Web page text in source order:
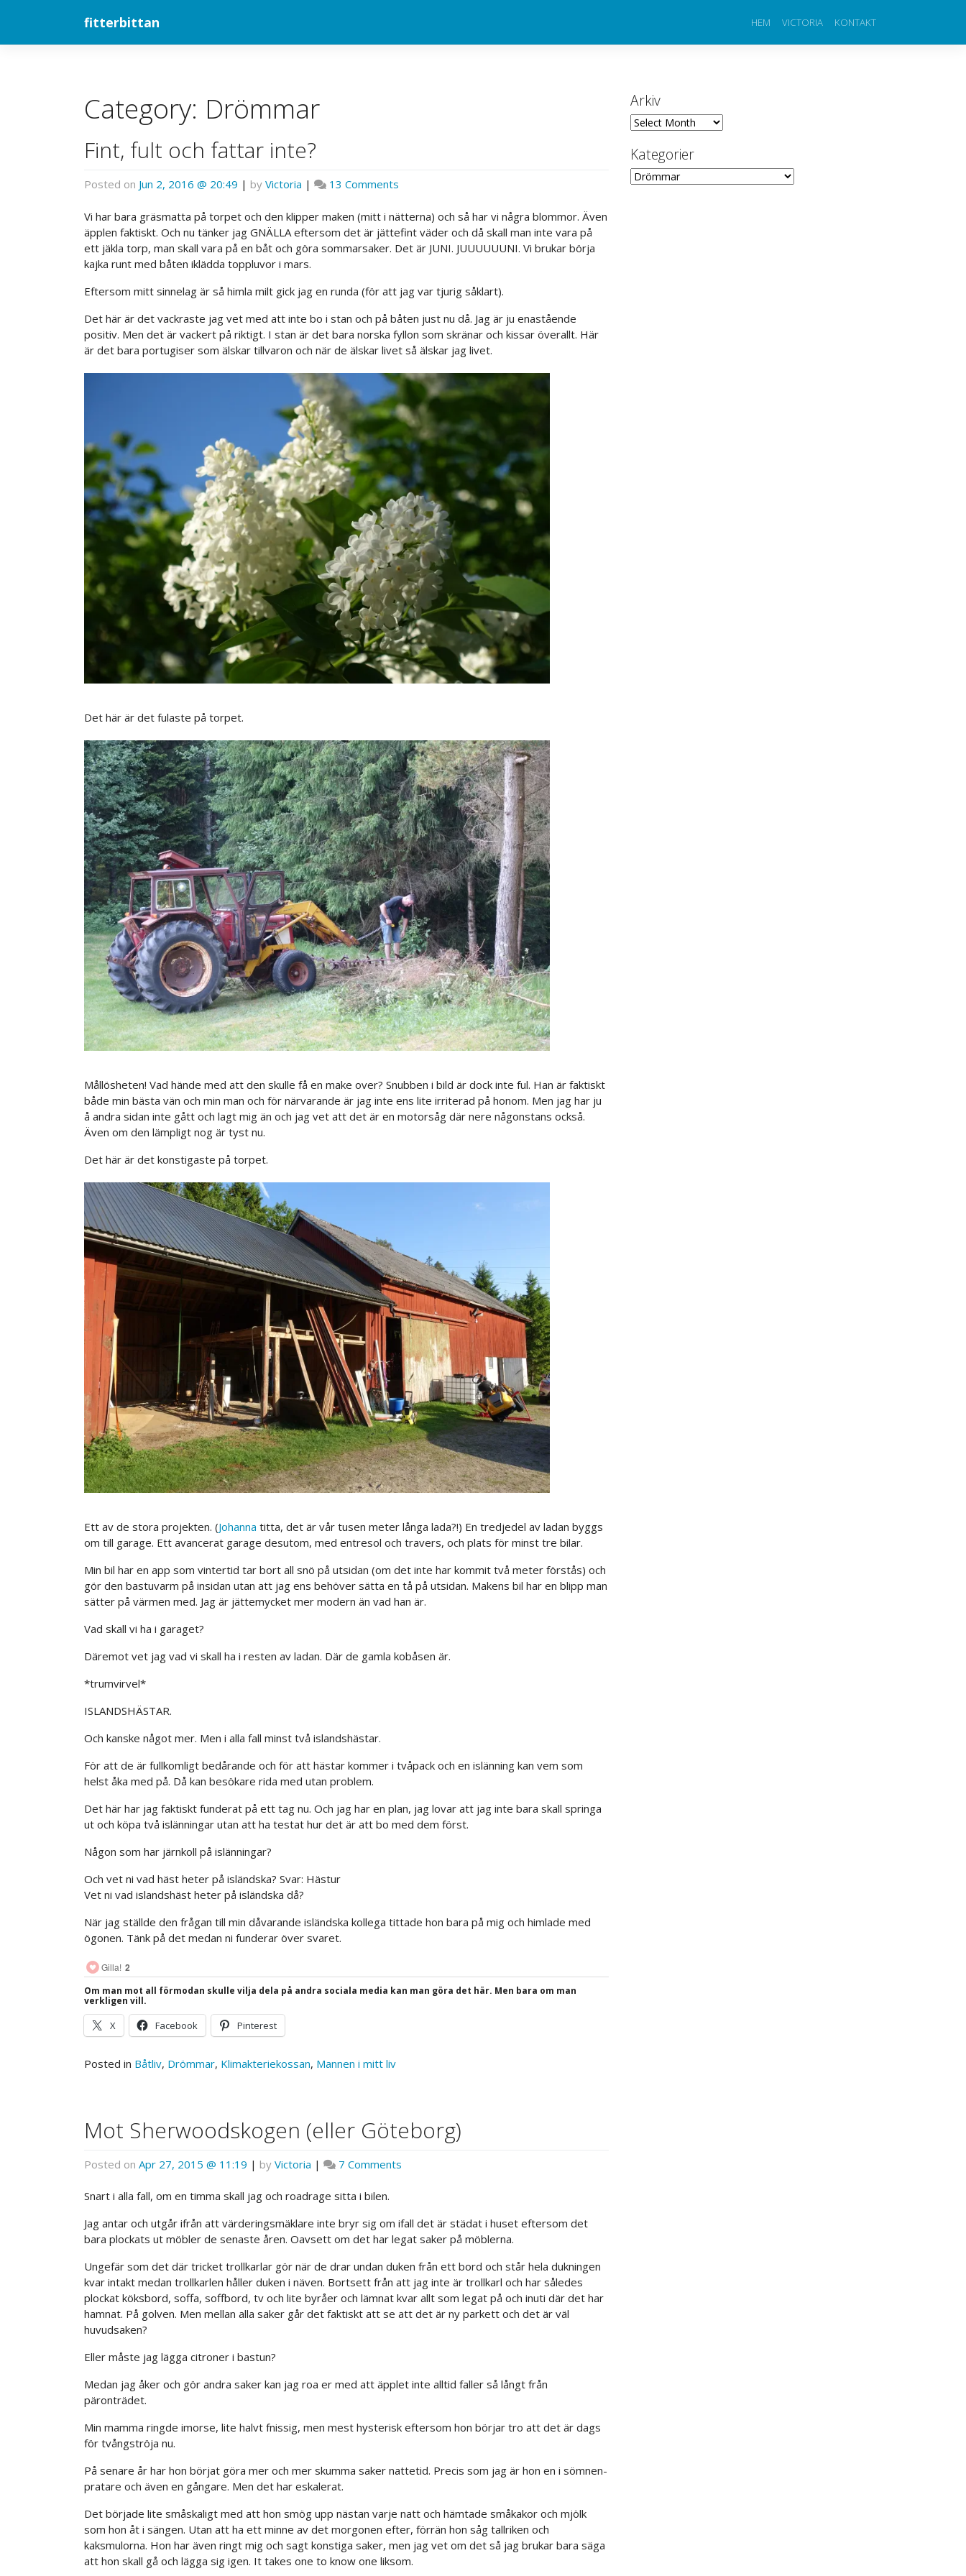
fitterbittan HEM VICTORIA KONTAKT
Category: Drömmar
Fint, fult och fattar inte?
Posted on Jun 2, 2016 @ 20:49 | by Victoria | 13 Comments
fult
och
fattar
Vi har bara gräsmatta på torpet och den klipper maken (mitt i nätterna) och så har vi några blommor. Även
äpplen faktiskt. Och nu tänker jag GNÄLLA eftersom det är jättefint väder och då skall man inte vara på
ett jäkla torp, man skall vara på en båt och göra sommarsaker. Det är JUNI. JUUUUUUNI. Vi brukar börja
kajka runt med båten iklädda toppluvor i mars.
Eftersom mitt sinnelag är så himla milt gick jag en runda (för att jag var tjurig såklart).
Det här är det vackraste jag vet med att inte bo i stan och på båten just nu då. Jag är ju enastående
positiv. Men det är vackert på riktigt. I stan är det bara norska fyllon som skränar och kissar överallt. Här
är det bara portugiser som älskar tillvaron och när de älskar livet så älskar jag livet.
Det här är det fulaste på torpet.
Mållösheten! Vad hände med att den skulle få en make over? Snubben i bild är dock inte ful. Han är faktiskt
både min bästa vän och min man och för närvarande är jag inte ens lite irriterad på honom. Men jag har ju
å andra sidan inte gått och lagt mig än och jag vet att det är en motorsåg där nere någonstans också.
Även om den lämpligt nog är tyst nu.
Det här är det konstigaste på torpet.
Ett av de stora projekten. (Johanna titta, det är vår tusen meter långa lada?!) En tredjedel av ladan byggs
om till garage. Ett avancerat garage desutom, med entresol och travers, och plats för minst tre bilar.
Min bil har en app som vintertid tar bort all snö på utsidan (om det inte har kommit två meter förstås) och
gör den bastuvarm på insidan utan att jag ens behöver sätta en tå på utsidan. Makens bil har en blipp man
sätter på värmen med. Jag är jättemycket mer modern än vad han är.
Vad skall vi ha i garaget?
Däremot vet jag vad vi skall ha i resten av ladan. Där de gamla kobåsen är.
*trumvirvel*
ISLANDSHÄSTAR.
Och kanske något mer. Men i alla fall minst två islandshästar.
För att de är fullkomligt bedårande och för att hästar kommer i tvåpack och en islänning kan vem som
helst åka med på. Då kan besökare rida med utan problem.
Det här har jag faktiskt funderat på ett tag nu. Och jag har en plan, jag lovar att jag inte bara skall springa
ut och köpa två islänningar utan att ha testat hur det är att bo med dem först.
Någon som har järnkoll på islänningar?
Och vet ni vad häst heter på isländska? Svar: Hästur
Vet ni vad islandshäst heter på isländska då?
När jag ställde den frågan till min dåvarande isländska kollega tittade hon bara på mig och himlade med
ögonen. Tänk på det medan ni funderar över svaret.
Gilla! 2
Om man mot all förmodan skulle vilja dela på andra sociala media kan man göra det här. Men bara om man
verkligen vill.
X Facebook Pinterest
Posted in Båtliv, Drömmar, Klimakteriekossan, Mannen i mitt liv
Mot Sherwoodskogen (eller Göteborg)
Posted on Apr 27, 2015 @ 11:19 | by Victoria | 7 Comments
Göteborg)
Snart i alla fall, om en timma skall jag och roadrage sitta i bilen.
Jag antar och utgår ifrån att värderingsmäklare inte bryr sig om ifall det är städat i huset eftersom det
bara plockats ut möbler de senaste åren. Oavsett om det har legat saker på möblerna.
Ungefär som det där tricket trollkarlar gör när de drar undan duken från ett bord och står hela dukningen
kvar intakt medan trollkarlen håller duken i näven. Bortsett från att jag inte är trollkarl och har således
plockat köksbord, soffa, soffbord, tv och lite byråer och lämnat kvar allt som legat på och inuti där det har
hamnat. På golven. Men mellan alla saker går det faktiskt att se att det är ny parkett och det är väl
huvudsaken?
Eller måste jag lägga citroner i bastun?
Medan jag åker och gör andra saker kan jag roa er med att äpplet inte alltid faller så långt från
päronträdet.
Min mamma ringde imorse, lite halvt fnissig, men mest hysterisk eftersom hon börjar tro att det är dags
för tvångströja nu.
På senare år har hon börjat göra mer och mer skumma saker nattetid. Precis som jag är hon en i sömnen-
pratare och även en gångare. Men det har eskalerat.
Det började lite småskaligt med att hon smög upp nästan varje natt och hämtade småkakor och mjölk
som hon åt i sängen. Utan att ha ett minne av det morgonen efter, förrän hon såg tallriken och
kaksmulorna. Hon har även ringt mig och sagt konstiga saker, men jag vet om det så jag brukar bara säga
att hon skall gå och lägga sig igen. It takes one to know one liksom.
Arkiv
Arkiv
Kategorier
Kategorier